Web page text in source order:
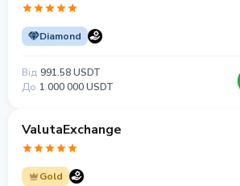
Diamond
Від 991.58 USDT
До 1 000 000 USDT
ValutaExchange
Gold